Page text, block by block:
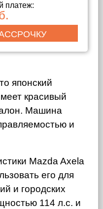
платеж:
японский
красивый
Машина
и
Mazda Axela
его для
и городских
114 л.с. и